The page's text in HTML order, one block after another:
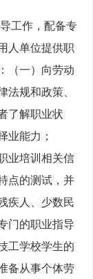
工作，配备专
人单位提供职
（一）向劳动
法规和政策、
了解职业状
业能力；
业培训相关信
点的测试，并
疾人、少数民
门的职业指导
工学校学生的
备从事个体劳